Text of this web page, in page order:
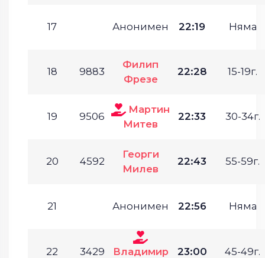
17 Анонимен 22:19 Няма
18 9883
Филип
Фрезе
22:28 15-19г.
19 9506
Мартин
Митев
22:33 30-34г.
20 4592
Георги
Милев
22:43 55-59г.
21 Анонимен 22:56 Няма
22 3429
Владимир
23:00 45-49г.